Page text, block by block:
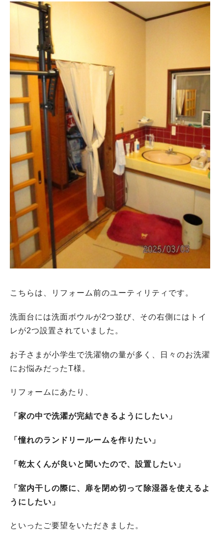
こちらは、リフォーム前のユーティリティです。
洗面台には洗面ボウルが2つ並び、その右側にはトイ
レが2つ設置されていました。
お子さまが小学生で洗濯物の量が多く、日々のお洗濯
にお悩みだったT様。
リフォームにあたり、
「家の中で洗濯が完結できるようにしたい」
「憧れのランドリールームを作りたい」
「乾太くんが良いと聞いたので、設置したい」
「室内干しの際に、扉を閉め切って除湿器を使えるよ
うにしたい」
といったご要望をいただきました。